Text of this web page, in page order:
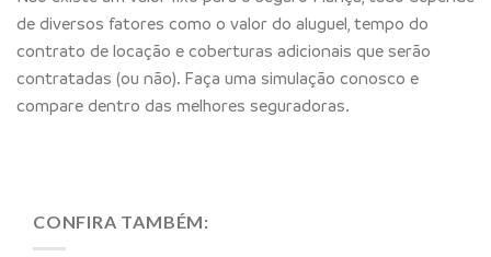
de diversos fatores como o valor do aluguel, tempo do
contrato de locação e coberturas adicionais que serão
contratadas (ou não). Faça uma simulação conosco e
compare dentro das melhores seguradoras.
CONFIRA TAMBÉM: